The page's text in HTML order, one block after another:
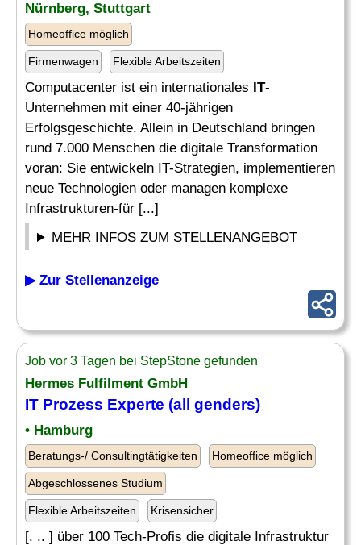
Nürnberg, Stuttgart
Homeoffice möglich
Firmenwagen Flexible Arbeitszeiten
Computacenter ist ein internationales IT-
Unternehmen mit einer 40-jährigen
Erfolgsgeschichte. Allein in Deutschland bringen
rund 7.000 Menschen die digitale Transformation
voran: Sie entwickeln IT-Strategien, implementieren
neue Technologien oder managen komplexe
Infrastrukturen-für [...]
MEHR INFOS ZUM STELLENANGEBOT
▶ Zur Stellenanzeige
Job vor 3 Tagen bei StepStone gefunden
Hermes Fulfilment GmbH
IT Prozess Experte (all genders)
• Hamburg
Beratungs-/ Consultingtätigkeiten Homeoffice möglich
Abgeschlossenes Studium
Flexible Arbeitszeiten Krisensicher
[. .. ] über 100 Tech-Profis die digitale Infrastruktur